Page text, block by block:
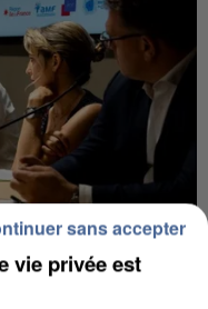
LANCE UN ÉLAN
vie privée est
sans accepter